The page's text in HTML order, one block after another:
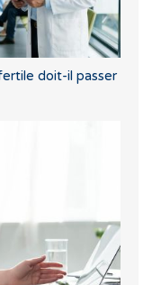
doit-il passer